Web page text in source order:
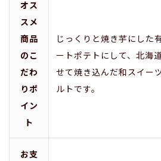
オス
スメ
商品
のこ
だわ
りポ
イン
ト
じっくりと焼き芋にした
ートポテトにして、北海
せて焼き込んだ和スイー
ルトです。
お支